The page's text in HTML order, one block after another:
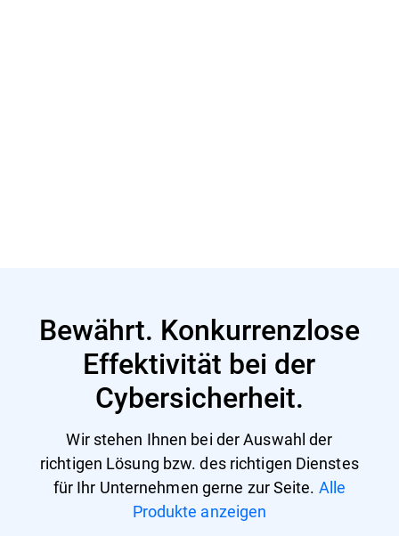
Bewährt. Konkurrenzlose
Effektivität bei der
Cybersicherheit.
Wir stehen Ihnen bei der Auswahl der
richtigen Lösung bzw. des richtigen Dienstes
für Ihr Unternehmen gerne zur Seite. Alle
Produkte anzeigen